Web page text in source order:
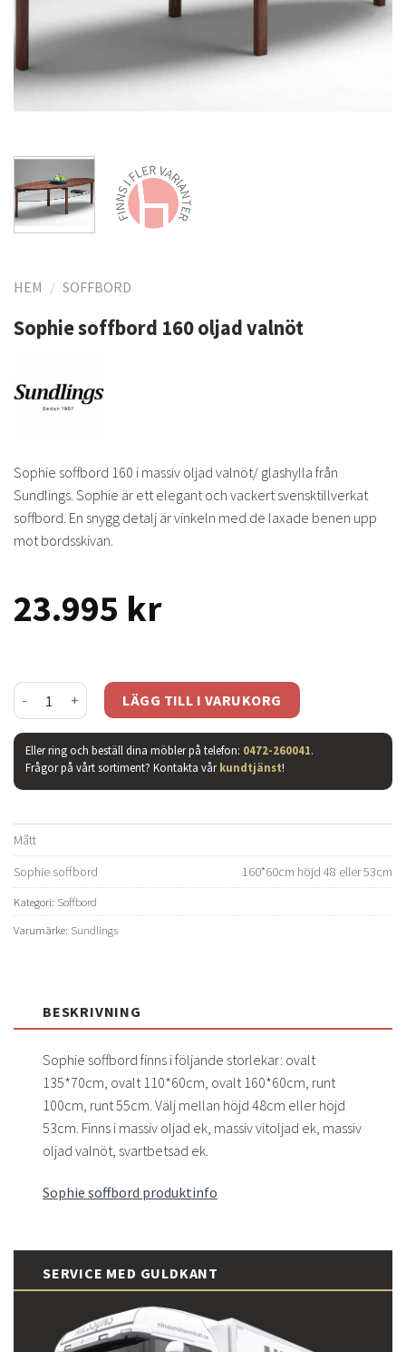
HEM / SOFFBORD
Sophie soffbord 160 oljad valnöt
Sophie soffbord 160 i massiv oljad valnöt/ glashylla från
Sundlings. Sophie är ett elegant och vackert svensktillverkat
soffbord. En snygg detalj är vinkeln med de laxade benen upp
mot bordsskivan.
23.995 kr
Sophie soffbord 160 oljad valnöt mängd
LÄGG TILL I VARUKORG
Eller ring och beställ dina möbler på telefon: 0472-260041.
Frågor på vårt sortiment? Kontakta vårkundtjänst!
Mått
Sophie soffbord
160*60cm höjd 48 eller 53cm
Kategori: Soffbord
Varumärke: Sundlings
BESKRIVNING
Sophie soffbord finns i följande storlekar: ovalt
135*70cm, ovalt 110*60cm, ovalt 160*60cm, runt
100cm, runt 55cm. Välj mellan höjd 48cm eller höjd
53cm. Finns i massiv oljad ek, massiv vitoljad ek, massiv
oljad valnöt, svartbetsad ek.
Sophie soffbord produktinfo
SERVICE MED GULDKANT